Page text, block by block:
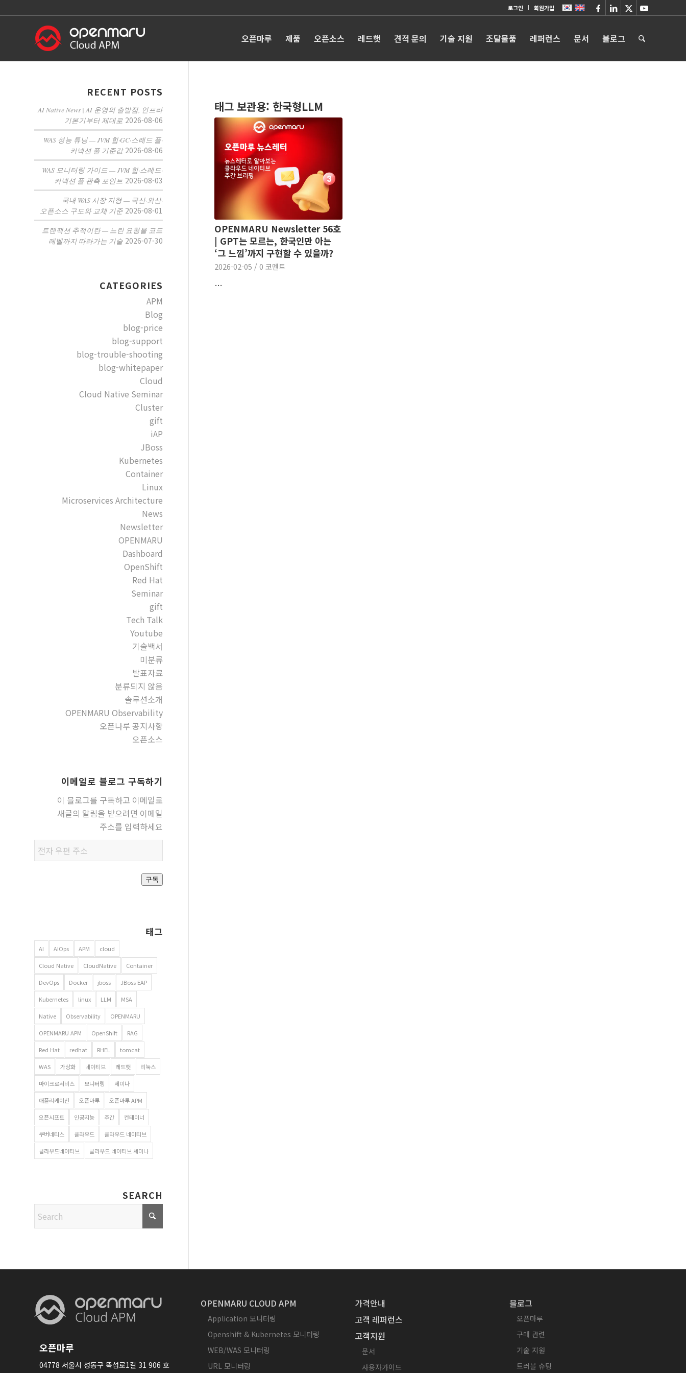
로그인 회원가입
오픈마루 제품 오픈소스 레드햇 견적 문의 기술 지원 조달물품 레퍼런스 문서 블로그
태그 보관용: 한국형LLM
OPENMARU Newsletter 56호
| GPT는 모르는, 한국인만 아는
‘그 느낌’까지 구현할 수 있을까?
2026-02-05 / 0 코멘트
…
RECENT POSTS
AI Native News | AI 운영의 출발점, 인프라
기본기부터 제대로 2026-08-06
WAS 성능 튜닝 — JVM 힙·GC·스레드 풀·
커넥션 풀 기준값 2026-08-06
WAS 모니터링 가이드 — JVM 힙·스레드·
커넥션 풀 관측 포인트 2026-08-03
국내 WAS 시장 지형 — 국산·외산·
오픈소스 구도와 교체 기준 2026-08-01
트랜잭션 추적이란 — 느린 요청을 코드
레벨까지 따라가는 기술 2026-07-30
CATEGORIES
APM
Blog
blog-price
blog-support
blog-trouble-shooting
blog-whitepaper
Cloud
Cloud Native Seminar
Cluster
gift
iAP
JBoss
Kubernetes
Container
Linux
Microservices Architecture
News
Newsletter
OPENMARU
Dashboard
OpenShift
Red Hat
Seminar
gift
Tech Talk
Youtube
기술백서
미분류
발표자료
분류되지 않음
솔루션소개
OPENMARU Observability
오픈나루 공지사항
오픈소스
이메일로 블로그 구독하기
이 블로그를 구독하고 이메일로
새글의 알림을 받으려면 이메일
주소를 입력하세요
우편
주소
구독
태그
AI AIOps APM cloud
Cloud Native CloudNative Container
DevOps Docker jboss JBoss EAP
Kubernetes linux LLM MSA
Native Observability OPENMARU
OPENMARU APM OpenShift RAG
Red Hat redhat RHEL tomcat
WAS 가상화 네이티브 레드햇 리눅스
마이크로서비스 모니터링 세미나
애플리케이션 오픈마루 오픈마루 APM
오픈시프트 인공지능 주간 컨테이너
쿠버네티스 클라우드 클라우드 네이티브
클라우드네이티브 클라우드 네이티브 세미나
SEARCH
오픈마루
04778 서울시 성동구 뚝섬로1길 31 906 호
OPENMARU CLOUD APM
Application 모니터링
Openshift & Kubernetes 모니터링
WEB/WAS 모니터링
URL 모니터링
가격안내
고객 레퍼런스
고객지원
문서
사용자가이드
블로그
오픈마루
구매 관련
기술 지원
트러블 슈팅